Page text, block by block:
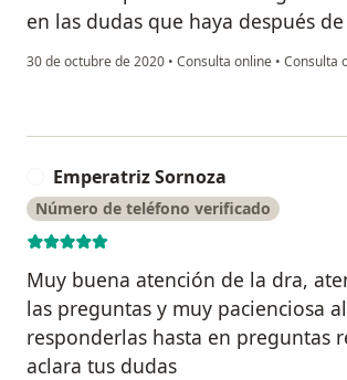
en las dudas que haya después
30 de octubre de 2020 • Consulta online • Consulta
Emperatriz Sornoza
Número de teléfono verificado
Muy buena atención de la dra,
las preguntas y muy pacienciosa al
responderlas hasta en preguntas
aclara tus dudas